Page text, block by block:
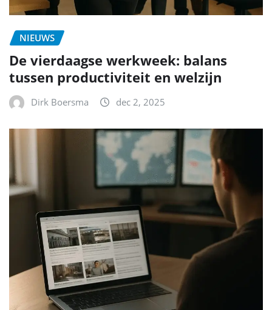
NIEUWS
De vierdaagse werkweek: balans
tussen productiviteit en welzijn
Dirk Boersma dec 2, 2025